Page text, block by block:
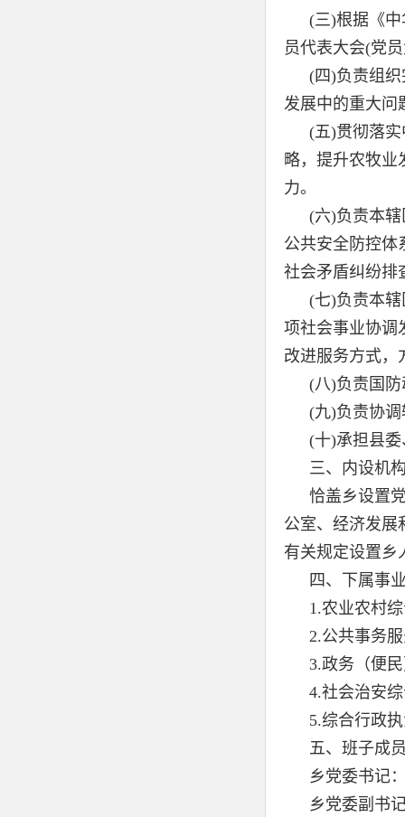
(三)根据《
员代表大会(党
(四)负责组
发展中的重大问
(五)贯彻落
略，提升农牧业
力。
(六)负责本
公共安全防控体
社会矛盾纠纷排
(七)负责本
项社会事业协调
改进服务方式，
(八)负责国
(九)负责协
(十)承担县
三、内设机
恰盖乡设置
公室、经济发展
有关规定设置乡
四、下属事
1.农业农村
2.公共事务
3.政务（便
4.社会治安
5.综合行政
五、 班子成
乡党委书记
乡党委副书